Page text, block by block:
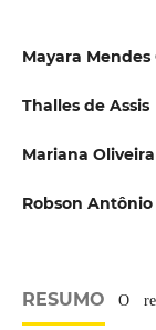
Mayara Mendes
Thalles de Assis
Mariana
Robson
RESUMO O